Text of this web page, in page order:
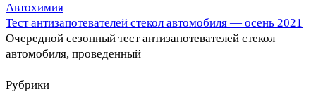
Автохимия
Тест антизапотевателей стекол автомобиля — осень 2021
Очередной сезонный тест антизапотевателей стекол
автомобиля, проведенный
Рубрики